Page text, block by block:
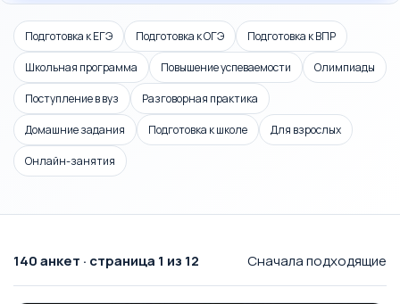
Подготовка к ЕГЭ Подготовка к ОГЭ Подготовка к ВПР
Школьная программа Повышение успеваемости Олимпиады
Поступление в вуз Разговорная практика
Домашние задания Подготовка к школе Для взрослых
Онлайн-занятия
140 анкет · страница 1 из 12 Сначала подходящие